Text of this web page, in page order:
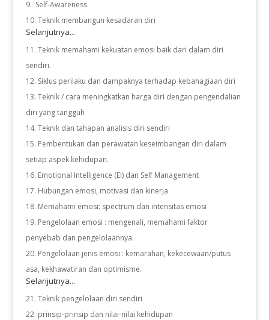
Self-Awareness
Teknik membangun kesadaran diri
Selanjutnya...
Teknik memahami kekuatan emosi baik dari dalam diri
sendiri.
Siklus perilaku dan dampaknya terhadap kebahagiaan diri
Teknik / cara meningkatkan harga diri dengan pengendalian
diri yang tangguh
Teknik dan tahapan analisis diri sendiri
Pembentukan dan perawatan keseimbangan diri dalam
setiap aspek kehidupan.
Emotional Intelligence (EI) dan Self Management
Hubungan emosi, motivasi dan kinerja
Memahami emosi: spectrum dan intensitas emosi
Pengelolaan emosi : mengenali, memahami faktor
penyebab dan pengelolaannya.
Pengelolaan jenis emosi : kemarahan, kekecewaan/putus
asa, kekhawatiran dan optimisme.
Selanjutnya...
Teknik pengelolaan diri sendiri
prinsip-prinsip dan nilai-nilai kehidupan